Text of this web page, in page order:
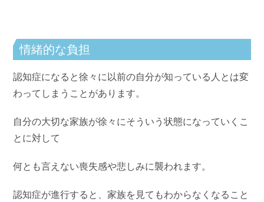
情緒的な負担
認知症になると徐々に以前の自分が知っている人とは変
わってしまうことがあります。
自分の大切な家族が徐々にそういう状態になっていくこ
とに対して
何とも言えない喪失感や悲しみに襲われます。
認知症が進行すると、家族を見てもわからなくなること